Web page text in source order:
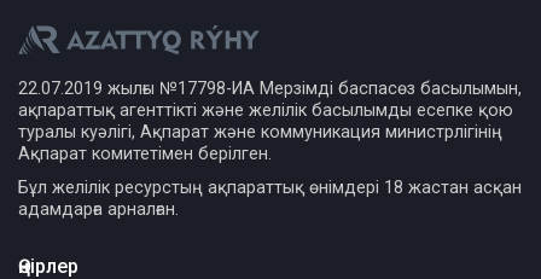
22.07.2019 жылғы №17798-ИА Мерзімді баспасөз басылымын,
ақпараттық агенттікті және желілік басылымды есепке қою
туралы куәлігі, Ақпарат және коммуникация министрлігінің
Ақпарат комитетімен берілген.
Бұл желілік ресурстың ақпараттық өнімдері 18 жастан асқан
адамдарға арналған.
Өңірлер